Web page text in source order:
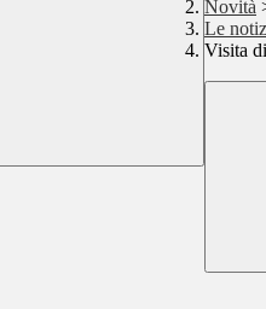
Novità
Le
Visita